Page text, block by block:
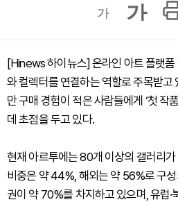
가 가
[Hinews 하이뉴스] 온라인 아트 플랫
와 컬렉터를 연결하는 역할로 주목받고
만 구매 경험이 적은 사람들에게 ‘첫 작
데 초점을 두고 있다.
현재 아르투에는 80개 이상의 갤러리가
비중은 약 44%, 해외는 약 56%로 구
권이 약 70%를 차지하고 있으며, 유럽·